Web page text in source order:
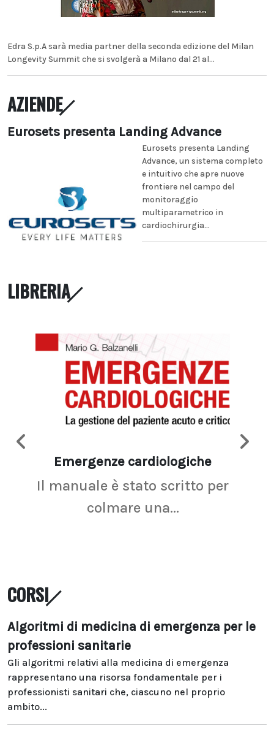
Edra S.p.A sarà media partner della seconda edizione del Milan
Longevity Summit che si svolgerà a Milano dal 21 al...
AZIENDE
Eurosets presenta Landing Advance
Eurosets presenta Landing
Advance, un sistema completo
e intuitivo che apre nuove
frontiere nel campo del
monitoraggio
multiparametrico in
cardiochirurgia...
LIBRERIA
Emergenze cardiologiche
Il manuale è stato scritto per
colmare una...
CORSI
Algoritmi di medicina di emergenza per le
professioni sanitarie
Gli algoritmi relativi alla medicina di emergenza
rappresentano una risorsa fondamentale per i
professionisti sanitari che, ciascuno nel proprio
ambito...